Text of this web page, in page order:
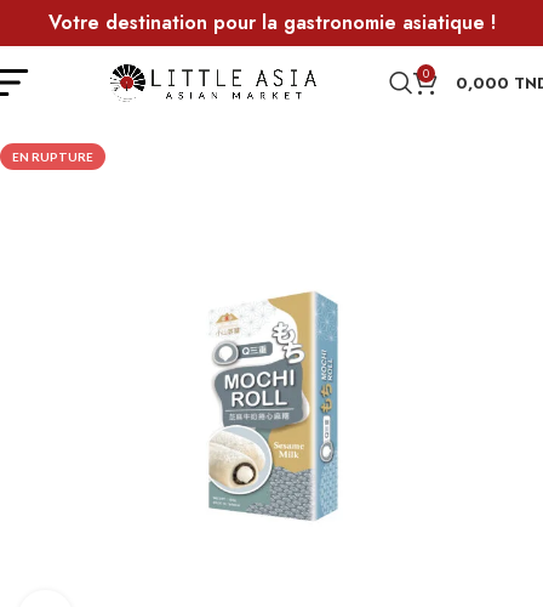
Votre destination pour la gastronomie asiatique !
0 0,000
EN RUPTURE